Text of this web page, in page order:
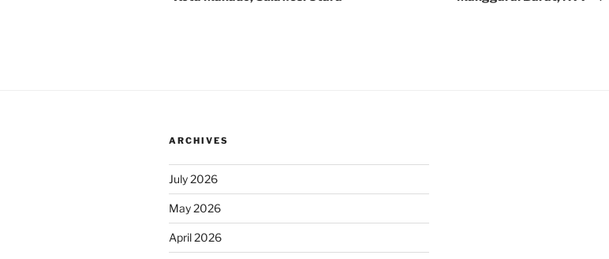
ARCHIVES
July 2026
May 2026
April 2026